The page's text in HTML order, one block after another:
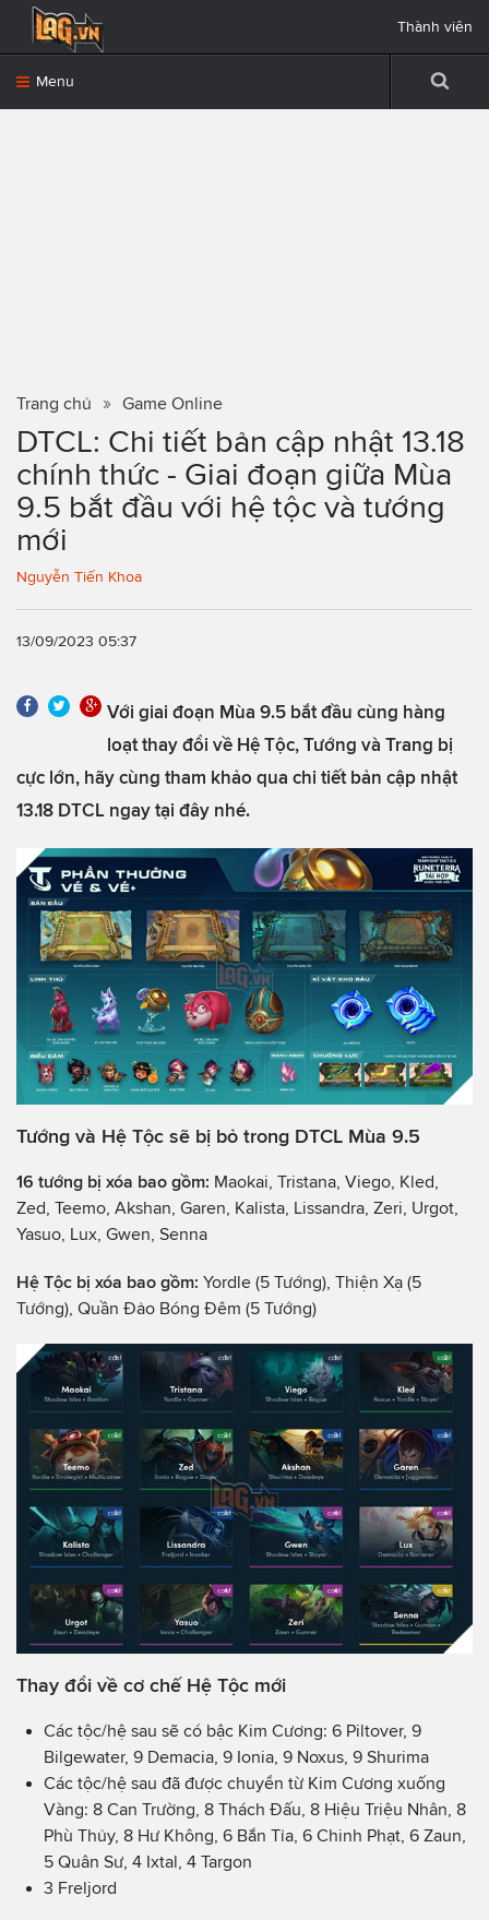
Menu
Thành viên
Trang chủ Game Online
DTCL: Chi tiết bản cập nhật 13.18
chính thức - Giai đoạn giữa Mùa
9.5 bắt đầu với hệ tộc và tướng
mới
Nguyễn Tiến Khoa
13/09/2023 05:37
Với giai đoạn Mùa 9.5 bắt đầu cùng hàng
loạt thay đổi về Hệ Tộc, Tướng và Trang bị
cực lớn, hãy cùng tham khảo qua chi tiết bản cập nhật
13.18 DTCL ngay tại đây nhé.
Tướng và Hệ Tộc sẽ bị bỏ trong DTCL Mùa 9.5
16 tướng bị xóa bao gồm: Maokai, Tristana, Viego, Kled,
Zed, Teemo, Akshan, Garen, Kalista, Lissandra, Zeri, Urgot,
Yasuo, Lux, Gwen, Senna
Hệ Tộc bị xóa bao gồm: Yordle (5 Tướng), Thiện Xạ (5
Tướng), Quần Đảo Bóng Đêm (5 Tướng)
Thay đổi về cơ chế Hệ Tộc mới
Các tộc/hệ sau sẽ có bậc Kim Cương: 6 Piltover, 9
Bilgewater, 9 Demacia, 9 Ionia, 9 Noxus, 9 Shurima
Các tộc/hệ sau đã được chuyển từ Kim Cương xuống
Vàng: 8 Can Trường, 8 Thách Đấu, 8 Hiệu Triệu Nhân, 8
Phù Thủy, 8 Hư Không, 6 Bắn Tỉa, 6 Chinh Phạt, 6 Zaun,
5 Quân Sư, 4 Ixtal, 4 Targon
3 Freljord